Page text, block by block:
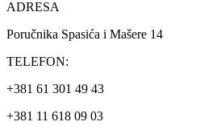
ADRESA
Poručnika Spasića i Mašere 14
TELEFON:
+381 61 301 49 43
+381 11 618 09 03